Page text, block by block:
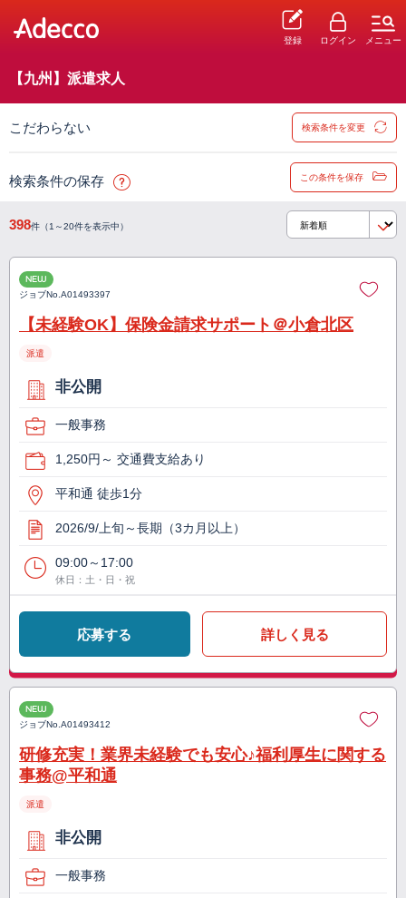
登録 ログイン メニュー
【九州】派遣求人
こだわらない 検索条件を変更
検索条件の保存 この条件を保存
398件（1～20件を表示中）
NEW
ジョブNo.A01493397
【未経験OK】保険金請求サポート＠小倉北区
派遣
非公開
一般事務
1,250円～ 交通費支給あり
平和通 徒歩1分
2026/9/上旬～長期（3カ月以上）
09:00～17:00
休日：土・日・祝
応募する 詳しく見る
NEW
ジョブNo.A01493412
研修充実！業界未経験でも安心♪福利厚生に関する
事務@平和通
派遣
非公開
一般事務